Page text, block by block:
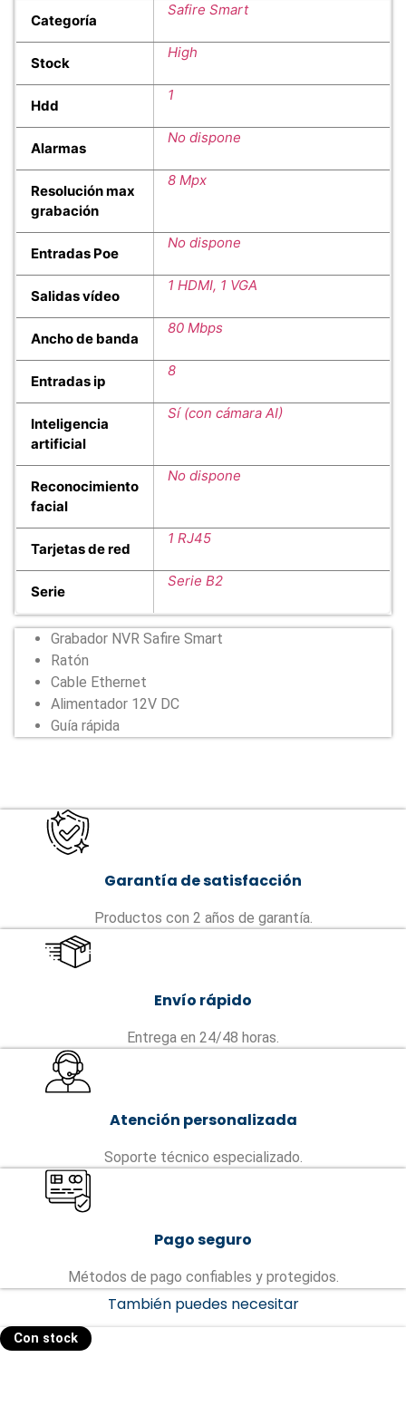
Categoría
Safire Smart
Stock
High
Hdd
1
Alarmas
No dispone
Resolución max
grabación
8 Mpx
Entradas Poe
No dispone
Salidas vídeo
1 HDMI, 1 VGA
Ancho de banda
80 Mbps
Entradas ip
8
Inteligencia
artificial
Sí (con cámara AI)
Reconocimiento
facial
No dispone
Tarjetas de red
1 RJ45
Serie
Serie B2
Grabador NVR Safire Smart
Ratón
Cable Ethernet
Alimentador 12V DC
Guía rápida
Garantía de satisfacción
Productos con 2 años de garantía.
Envío rápido
Entrega en 24/48 horas.
Atención personalizada
Soporte técnico especializado.
Pago seguro
Métodos de pago confiables y protegidos.
También puedes necesitar
Con stock